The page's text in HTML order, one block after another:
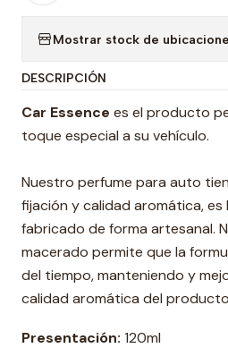
Mostrar stock de
DESCRIPCIÓN
Car Essence es el producto
toque especial a su vehículo.
Nuestro perfume para auto
fijación y calidad aromática, es
fabricado de forma artesanal.
macerado permite que la
del tiempo, manteniendo y
calidad aromática del
Presentación: 120ml